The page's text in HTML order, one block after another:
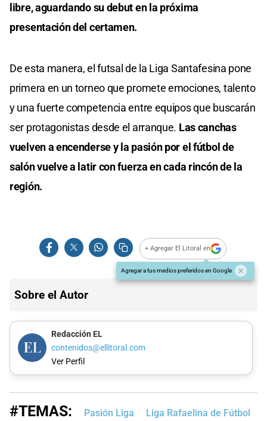
libre, aguardando su debut en la próxima
presentación del certamen.
De esta manera, el futsal de la Liga Santafesina pone
primera en un torneo que promete emociones, talento
y una fuerte competencia entre equipos que buscarán
ser protagonistas desde el arranque. Las canchas
vuelven a encenderse y la pasión por el fútbol de
salón vuelve a latir con fuerza en cada rincón de la
región.
+ Agregar El Litoral en
Agregar a tus medios preferidos en Google
Sobre el Autor
Redacción EL
contenidos@ellitoral.com
Ver Perfil
#TEMAS: Pasión Liga Liga Rafaelina de Fútbol